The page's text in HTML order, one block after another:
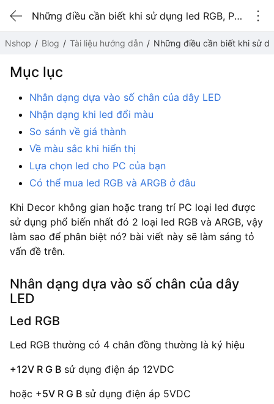
Những điều cần biết khi sử dụng led RGB, Phân biệt led RGB và led ARGB
Nshop Blog Tài liệu hướng dẫn Những điều cần biết khi sử
Mục lục
Nhân dạng dựa vào số chân của dây LED
Nhận dạng khi led đổi màu
So sánh về giá thành
Về màu sắc khi hiển thị
Lựa chọn led cho PC của bạn
Có thể mua led RGB và ARGB ở đâu
Khi Decor không gian hoặc trang trí PC loại led được
sử dụng phổ biến nhất đó 2 loại led RGB và ARGB, vậy
làm sao để phân biệt nó? bài viết này sẽ làm sáng tỏ
vấn đề trên.
Nhân dạng dựa vào số chân của dây
LED
Led RGB
Led RGB thường có 4 chân đồng thường là ký hiệu
+12V R G B sử dụng điện áp 12VDC
hoặc +5V R G B sử dụng điện áp 5VDC